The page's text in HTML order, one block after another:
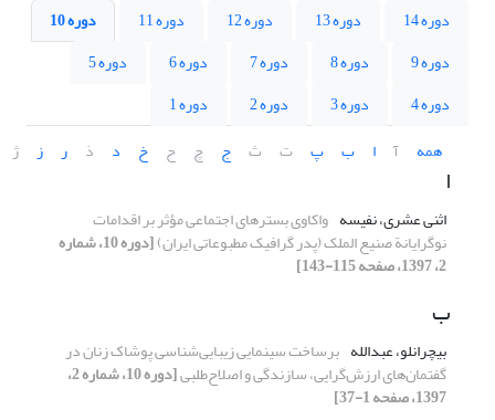
دوره 14
دوره 13 دوره 12 دوره 11
دوره 10
دوره 9
دوره 8 دوره 7 دوره 6
دوره 5
دوره 4
دوره 3 دوره 2
دوره 1
همه
آ ا ب پ ت ث ج چ ح خ د ذ ر ز ژ
ا
اثنی عشری، نفیسه واکاوی بسترهای اجتماعی مؤثر بر اقدامات
نوگرایانة صنیع الملک (پدر گرافیک مطبوعاتی ایران) [دوره 10، شماره
2، 1397، صفحه 115-143]
ب
بیچرانلو، عبدالله برساخت سینمایی زیبایی‌شناسی پوشاک زنان در
گفتمان‌های ارزش‌گرایی، سازندگی و اصلاح‌طلبی [دوره 10، شماره 2،
1397، صفحه 1-37]